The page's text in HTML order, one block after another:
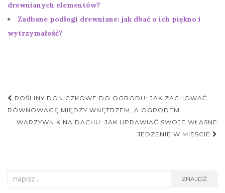
drewnianych elementów?
Zadbane podłogi drewniane: jak dbać o ich piękno i
wytrzymałość?
Nawigacja
postu
ROŚLINY DONICZKOWE DO OGRODU: JAK ZACHOWAĆ
RÓWNOWAGĘ MIĘDZY WNĘTRZEM, A OGRODEM
WARZYWNIK NA DACHU: JAK UPRAWIAĆ SWOJE WŁASNE
JEDZENIE W MIEŚCIE
Search
ZNAJDŹ